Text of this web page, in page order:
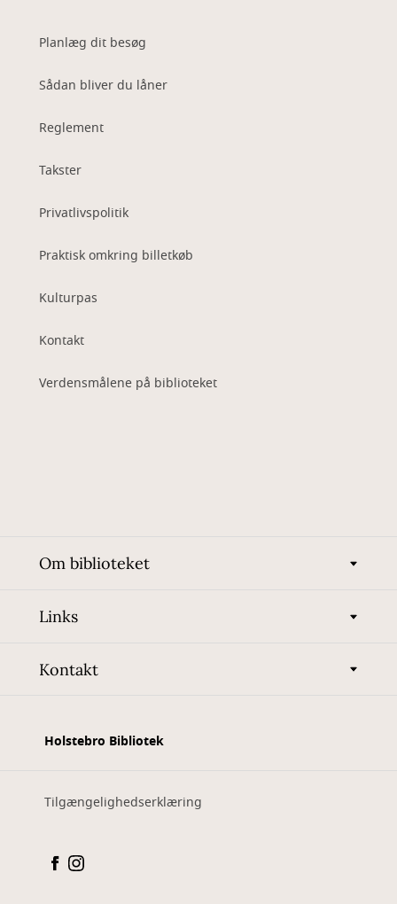
Planlæg dit besøg
Sådan bliver du låner
Reglement
Takster
Privatlivspolitik
Praktisk omkring billetkøb
Kulturpas
Kontakt
Verdensmålene på biblioteket
Om biblioteket
Links
Kontakt
Holstebro Bibliotek
Tilgængelighedserklæring